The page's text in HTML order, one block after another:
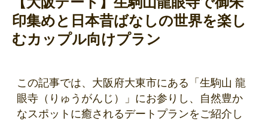
印集めと日本昔ばなしの世界を楽し
むカップル向けプラン
この記事では、大阪府大東市にある「生駒山 龍
眼寺（りゅうがんじ）」にお参りし、自然豊か
なスポットに癒されるデートプランをご紹介し